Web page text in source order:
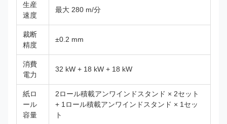
生産
速度
最大 280 m/分
裁断
精度
±0.2 mm
消費
電力
32 kW + 18 kW + 18 kW
紙ロ
ール
容量
2ロール積載アンワインドスタンド × 2セット
+ 1ロール積載アンワインドスタンド × 1セッ
ト